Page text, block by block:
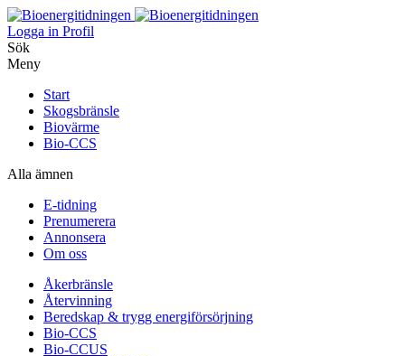
Logga in Profil
Sök
Meny
Start
Skogsbränsle
Biovärme
Bio-CCS
Alla ämnen
E-tidning
Prenumerera
Annonsera
Om oss
Åkerbränsle
Återvinning
Beredskap & trygg energiförsörjning
Bio-CCS
Bio-CCUS